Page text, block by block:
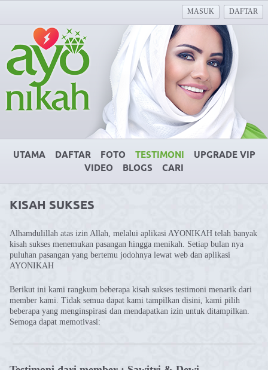
MASUK DAFTAR
UTAMA DAFTAR FOTO TESTIMONI
UPGRADE VIP
VIDEO
BLOGS CARI
KISAH SUKSES
Alhamdulillah atas izin Allah, melalui aplikasi AYONIKAH telah banyak
kisah sukses menemukan pasangan hingga menikah. Setiap bulan nya
puluhan pasangan yang bertemu jodohnya lewat web dan aplikasi
AYONIKAH
Berikut ini kami rangkum beberapa kisah sukses testimoni menarik dari
member kami. Tidak semua dapat kami tampilkan disini, kami pilih
beberapa yang menginspirasi dan mendapatkan izin untuk ditampilkan.
Semoga dapat memotivasi: